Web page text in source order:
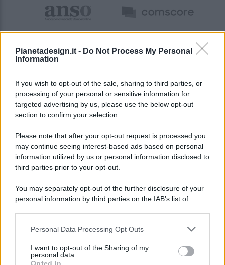
Pianetadesign.it - Do Not Process My Personal
Information
If you wish to opt-out of the sale, sharing to third parties, or
processing of your personal or sensitive information for
targeted advertising by us, please use the below opt-out
section to confirm your selection.
Please note that after your opt-out request is processed you
may continue seeing interest-based ads based on personal
information utilized by us or personal information disclosed to
third parties prior to your opt-out.
You may separately opt-out of the further disclosure of your
personal information by third parties on the IAB’s list of
This information may also be disclosed by us to third parties
disclose it to other third parties.
Personal Data Processing Opt Outs
I want to opt-out of the Sharing of my
personal data.
© 2026 - Pianeta Design - P.IVA 04827280654 - Testata
Registrata Al Tribunale Di Nocera Inferiore N. 8/2020 - RG N.
ISCRIZIONE AL ROC N. 35792 – ISCRITTA ALL’ANSO
(ASSOCIAZIONE NAZIONALE STAMPA ONLINE)
PREFERENZE PRIVACY